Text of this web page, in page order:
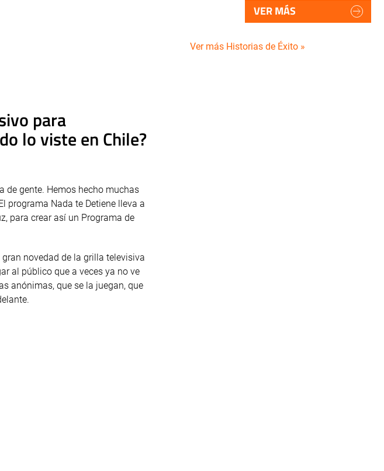
para
lo viste en Chile?
de gente. Hemos hecho muchas
programa Nada te Detiene lleva a
para crear así un Programa de
novedad de la grilla televisiva
al público que a veces ya no ve
anónimas, que se la juegan, que
VER MÁS
Ver más Historias de Éxito »